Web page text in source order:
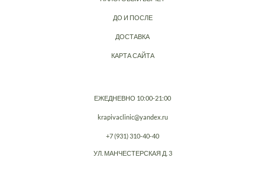
ДО И ПОСЛЕ
ДОСТАВКА
КАРТА САЙТА
ЕЖЕДНЕВНО 10:00-21:00
krapivaclinic@yandex.ru
+7 (931) 310-40-40
УЛ. МАНЧЕСТЕРСКАЯ Д. 3